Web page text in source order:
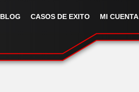
BLOG CASOS DE EXITO MI CUENTA